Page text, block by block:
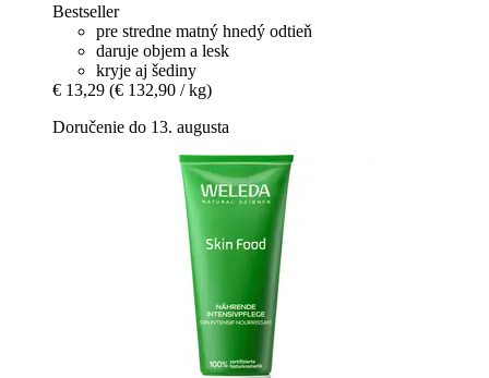
Bestseller
pre stredne matný hnedý odtieň
daruje objem a lesk
kryje aj šediny
€ 13,29 (€ 132,90 / kg)
Doručenie do 13. augusta